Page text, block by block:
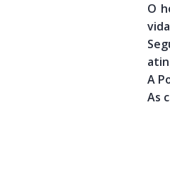
O
A
As